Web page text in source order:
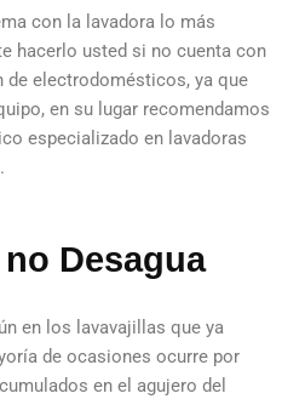
con la lavadora lo más
hacerlo usted si no cuenta con
de electrodomésticos, ya que
en su lugar recomendamos
especializado en lavadoras
Desagua
en los lavavajillas que ya
de ocasiones ocurre por
en el agujero del